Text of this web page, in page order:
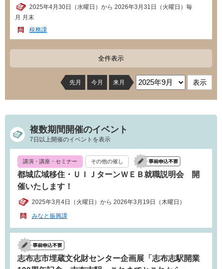
2025年4月30日（水曜日）から 2026年3月31日（火曜日）毎
月 月末
税務課
全件表示
先月 今月 来月
複数期間開催のイベント
7日以上開催のイベントを表示
講演・講座・セミナー その他の催し
都城広域移住・ＵＩＪターンＷＥＢ就職説明会 開
催いたします！
2025年3月4日（火曜日）から 2026年3月19日（木曜日）
みなと振興課
志布志市埋蔵文化財センター企画展「志布志駅開業